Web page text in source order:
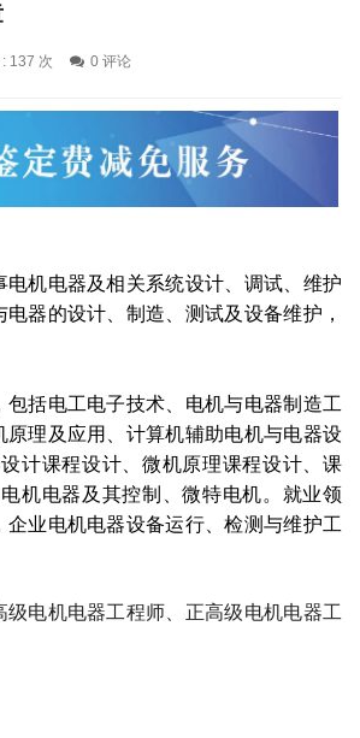
137 次 0 评论
机电器及相关系统设计、调试、维护
器的设计、制造、测试及设备维护，
括电工电子技术、电机与电器制造工
理及应用、计算机辅助电机与电器设
计课程设计、微机原理课程设计、课
机电器及其控制、微特电机。就业领
业电机电器设备运行、检测与维护工
电机电器工程师、正高级电机电器工